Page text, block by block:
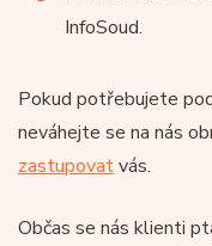
InfoSoud.
Pokud potřebujete
neváhejte se na nás
zastupovatvás.
Občas se nás klienti